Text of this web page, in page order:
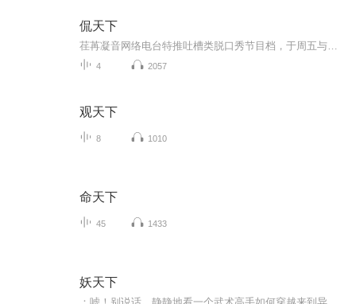
侃天下
4 2057
观天下
8 1010
命天下
45 1433
妖天下